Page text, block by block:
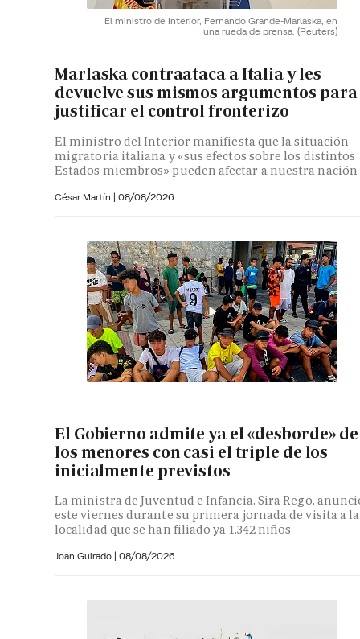
El ministro de Interior, Fernando Grande-Marlaska, en
una rueda de prensa. (Reuters)
Marlaska contraataca a Italia y les
devuelve sus mismos argumentos para
justificar el control fronterizo
El ministro del Interior manifiesta que la situación
migratoria italiana y «sus efectos sobre los distintos
Estados miembros» pueden afectar a nuestra nación
César Martín | 08/08/2026
El Gobierno admite ya el «desborde» de
los menores con casi el triple de los
inicialmente previstos
La ministra de Juventud e Infancia, Sira Rego,
este viernes durante su primera jornada de visita a la
localidad que se han filiado ya 1.342 niños
Joan Guirado | 08/08/2026